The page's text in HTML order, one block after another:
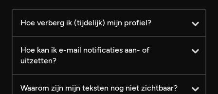
Hoe verberg ik (tijdelijk) mijn profiel?
Hoe kan ik e-mail notificaties aan- of
uitzetten?
Waarom zijn mijn teksten nog niet zichtbaar?